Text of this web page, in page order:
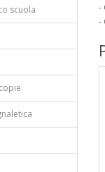
scuola
-
-